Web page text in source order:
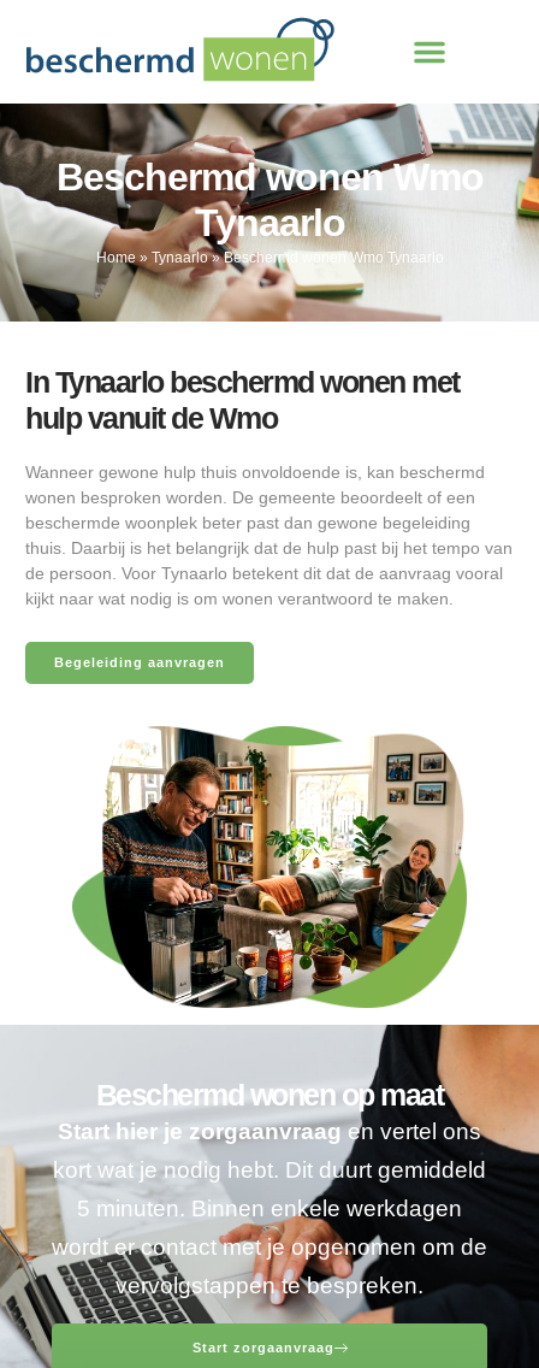
Beschermd wonen Wmo
Tynaarlo
Home» Tynaarlo»Beschermd wonen Wmo Tynaarlo
In Tynaarlo beschermd wonen met
hulp vanuit de Wmo
Wanneer gewone hulp thuis onvoldoende is, kan beschermd
wonen besproken worden. De gemeente beoordeelt of een
beschermde woonplek beter past dan gewone begeleiding
thuis. Daarbij is het belangrijk dat de hulp past bij het tempo van
de persoon. Voor Tynaarlo betekent dit dat de aanvraag vooral
kijkt naar wat nodig is om wonen verantwoord te maken.
Begeleiding aanvragen
Beschermd wonen op maat
Start hier je zorgaanvraagen vertel ons
kort wat je nodig hebt. Dit duurt gemiddeld
5 minuten. Binnen enkele werkdagen
wordt er contact met je opgenomen om de
vervolgstappen te bespreken.
Start zorgaanvraag